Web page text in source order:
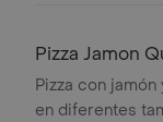
Pizza Jamon
Pizza con
en diferentes